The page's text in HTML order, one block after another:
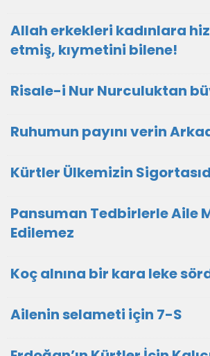
Allah erkekleri kadınlara
etmiş, kıymetini bilene!
Risale-i Nur Nurculuktan
Ruhumun payını verin
Kürtler Ülkemizin
Pansuman Tedbirlerle Aile
Edilemez
Koç alnına bir kara leke
Ailenin selameti için 7-S